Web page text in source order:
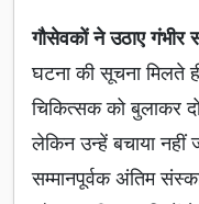
गौसेवकों ने उठाए गंभीर
घटना की सूचना मिलते
चिकित्सक को बुलाकर
लेकिन उन्हें बचाया नहीं
सम्मानपूर्वक अंतिम